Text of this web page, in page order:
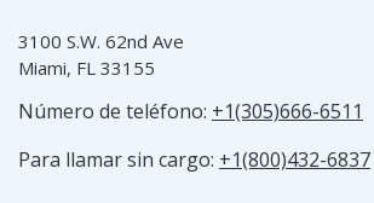
3100 S.W. 62nd Ave
Miami, FL 33155
Número de teléfono: +1(305)666-6511
Para llamar sin cargo: +1(800)432-6837